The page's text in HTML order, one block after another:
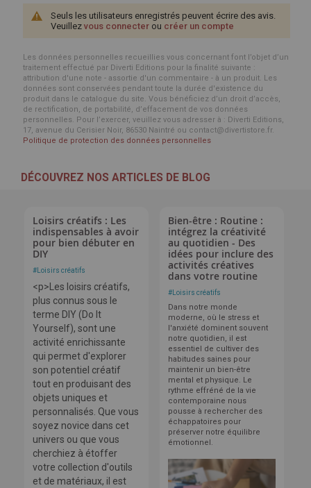
Seuls les utilisateurs enregistrés peuvent écrire des avis.
Veuillez vous connecter ou créer un compte
Les données personnelles recueillies vous concernant font l’objet d’un
traitement effectué par Diverti Editions pour la finalité suivante :
attribution d'une note - assortie d'un commentaire - à un produit. Les
données sont conservées pendant toute la durée d'existence du
produit dans le catalogue du site. Vous bénéficiez d’un droit d’accès,
de rectification, de portabilité, d’effacement de vos données
personnelles. Pour l’exercer, veuillez vous adresser à : Diverti Editions,
17, avenue du Cerisier Noir, 86530 Naintré ou contact@divertistore.fr.
Politique de protection des données personnelles
DÉCOUVREZ NOS ARTICLES DE BLOG
Loisirs créatifs : Les
indispensables à avoir
pour bien débuter en
DIY
# Loisirs créatifs
<p>Les loisirs créatifs,
plus connus sous le
terme DIY (Do It
Yourself), sont une
activité enrichissante
qui permet d'explorer
son potentiel créatif
tout en produisant des
objets uniques et
personnalisés. Que vous
soyez novice dans cet
univers ou que vous
cherchiez à étoffer
votre collection d'outils
et de matériaux, il est
Bien-être : Routine :
intégrez la créativité
au quotidien - Des
idées pour inclure des
activités créatives
dans votre routine
#Loisirs créatifs
Dans notre monde
moderne, où le stress et
l'anxiété dominent souvent
notre quotidien, il est
essentiel de cultiver des
habitudes saines pour
maintenir un bien-être
mental et physique. Le
rythme effréné de la vie
contemporaine nous
pousse à rechercher des
échappatoires pour
préserver notre équilibre
émotionnel.